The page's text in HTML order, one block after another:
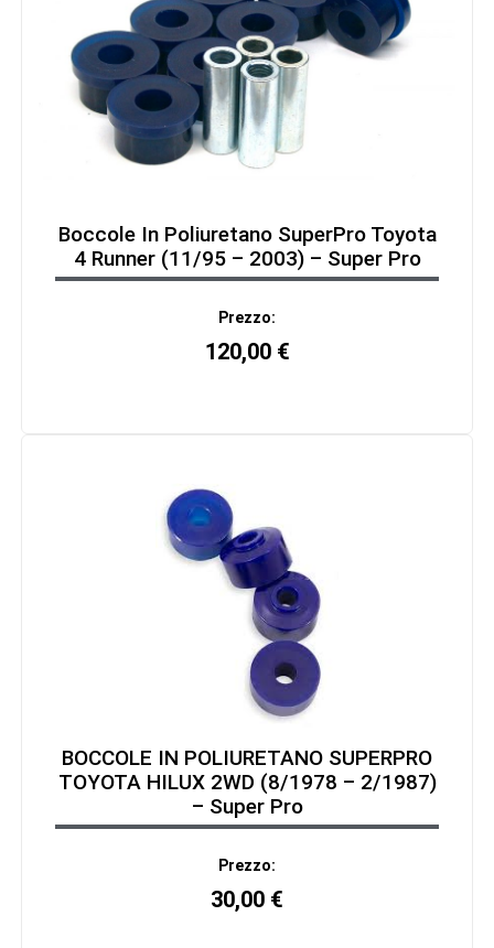
Boccole In Poliuretano SuperPro Toyota
4 Runner (11/95 – 2003) – Super Pro
Prezzo:
120,00 €
BOCCOLE IN POLIURETANO SUPERPRO
TOYOTA HILUX 2WD (8/1978 – 2/1987)
– Super Pro
Prezzo:
30,00 €